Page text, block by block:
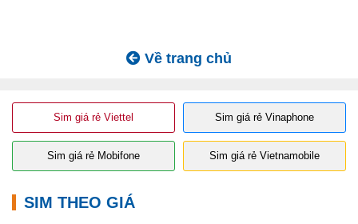
Về trang chủ
Sim giá rẻ Viettel Sim giá rẻ Vinaphone
Sim giá rẻ Mobifone Sim giá rẻ Vietnamobile
SIM THEO GIÁ